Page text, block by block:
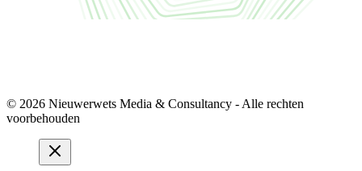
© 2026 Nieuwerwets Media & Consultancy - Alle rechten
voorbehouden